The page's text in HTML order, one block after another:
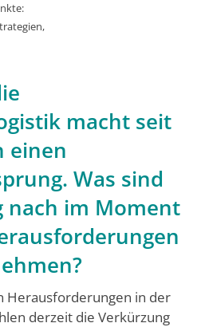
macht seit
einen
Was sind
nach im Moment
Herausforderungen in der
derzeit die Verkürzung